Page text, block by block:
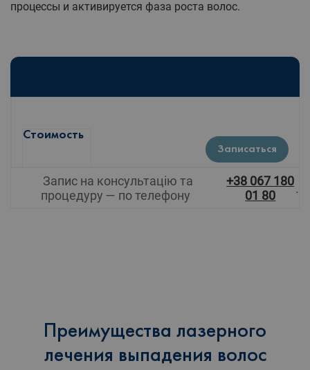
процессы и активируется фаза роста волос.
Стоимость
Записаться
Запис на консультацію та
процедуру — по телефону
+38 067 180
01 80
.
Преимущества лазерного
лечения выпадения волос